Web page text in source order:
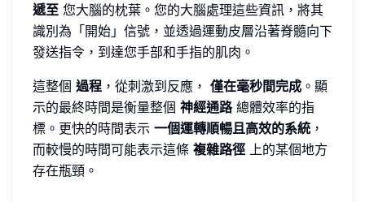
遞至 您大腦的枕葉。您的大腦處理這些資訊，將其
識別為「開始」信號，並透過運動皮層沿著脊髓向下
發送指令，到達您手部和手指的肌肉。
這整個 過程 ，從刺激到反應， 僅在毫秒間完成 。顯
示的最終時間是衡量整個 神經通路總體效率的指
標。更快的時間表示 一個運轉順暢且高效的系統 ，
而較慢的時間可能表示這條 複雜路徑 上的某個地方
存在瓶頸。